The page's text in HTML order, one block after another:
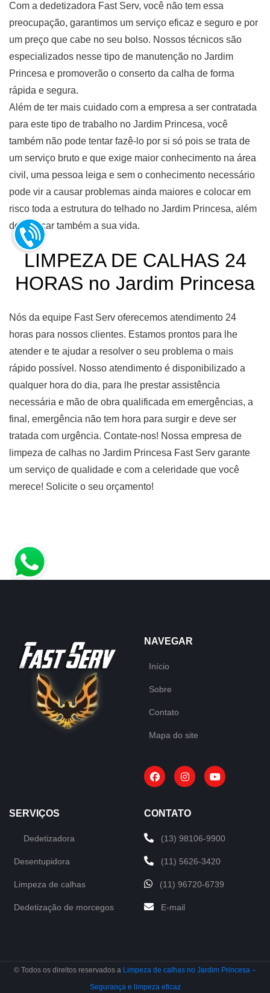
Com a dedetizadora Fast Serv, você não tem essa
preocupação, garantimos um serviço eficaz e seguro e por
um preço que cabe no seu bolso. Nossos técnicos são
especializados nesse tipo de manutenção no Jardim
Princesa e promoverão o conserto da calha de forma
rápida e segura.
Além de ter mais cuidado com a empresa a ser contratada
para este tipo de trabalho no Jardim Princesa, você
também não pode tentar fazê-lo por si só pois se trata de
um serviço bruto e que exige maior conhecimento na área
civil, uma pessoa leiga e sem o conhecimento necessário
pode vir a causar problemas ainda maiores e colocar em
risco toda a estrutura do telhado no Jardim Princesa, além
de arriscar também a sua vida.
LIMPEZA DE CALHAS 24
HORAS no Jardim Princesa
Nós da equipe Fast Serv oferecemos atendimento 24
horas para nossos clientes. Estamos prontos para lhe
atender e te ajudar a resolver o seu problema o mais
rápido possível. Nosso atendimento é disponibilizado a
qualquer hora do dia, para lhe prestar assistência
necessária e mão de obra qualificada em emergências, a
final, emergência não tem hora para surgir e deve ser
tratada com urgência. Contate-nos! Nossa empresa de
limpeza de calhas no Jardim Princesa Fast Serv garante
um serviço de qualidade e com a celeridade que você
merece! Solicite o seu orçamento!
NAVEGAR
Início
Sobre
Contato
Mapa do site
SERVIÇOS
Dedetizadora
Desentupidora
Limpeza de calhas
Dedetização de morcegos
CONTATO
(13) 98106-9900
(11) 5626-3420
(11) 96720-6739
E-mail
© Todos os direitos reservados a Limpeza de calhas no Jardim Princesa –
Segurança e limpeza eficaz